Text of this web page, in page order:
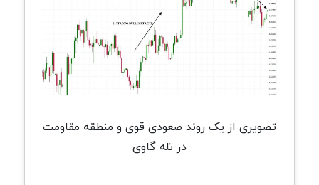
تصویری از یک روند صعودی قوی و منطقه مقاومت
در تله گاوی